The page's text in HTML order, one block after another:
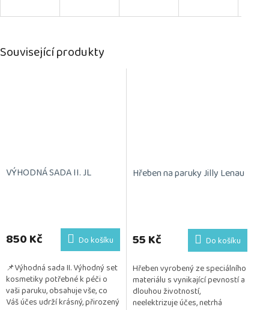
Související produkty
VÝHODNÁ SADA II. JL
850 Kč Do košíku
📌Výhodná sada II. Výhodný set
kosmetiky potřebné k péči o
vaši paruku, obsahuje vše, co
Váš účes udrží krásný, přirozený
Hřeben na paruky Jilly Lenau
55 Kč Do košíku
Hřeben vyrobený ze speciálního
materiálu s vynikající pevností a
dlouhou životností,
neelektrizuje účes, netrhá